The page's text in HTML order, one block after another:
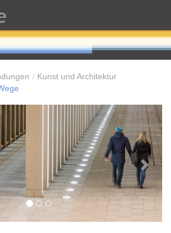
Kunst und Architektur